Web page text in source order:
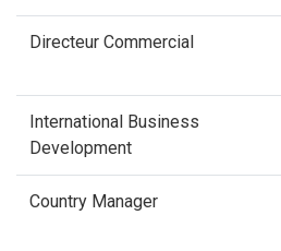
Directeur Commercial
International Business
Development
Country Manager